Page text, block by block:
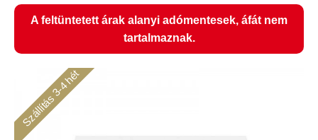
A feltüntetett árak alanyi adómentesek, áfát nem
tartalmaznak.
Szállítás 3-4 hét